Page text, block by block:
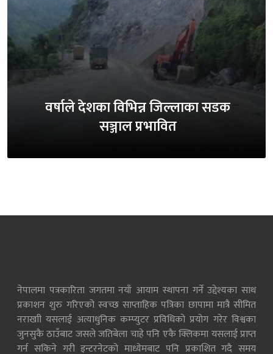
वर्षाले देशका विभिन्न जिल्लाका सडक
सञ्जाल प्रभावित
नेपालमा पत्रकारिता जगतमा नयाँ आयाम स्थापना गर्ने उद्देश्यका साथ
प्रकाशन शुरु गरिएको स्वच्छ साप्ताहिक पत्रिका छापामा मात्रै सीमित
नराखाी यसलाई अत्याधुनिक कम्प्युटर प्रविधिको प्रयोग गरेर विश्वका
जुनसुकै ठाउँबाट जसले जतिबेला चाहे पनि एकै क्लिकमा यसलाई प्राप्त
गर्न सकिने गरी इन्टरनेटको माध्येमबाट पनि प्रकाशित गदै समय